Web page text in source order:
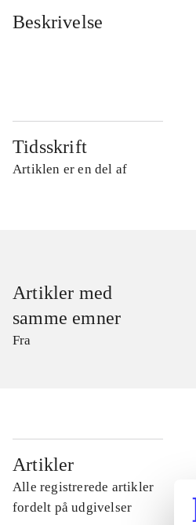
Beskrivelse
Tidsskrift
Artiklen er en del af
Artikler med
samme emner
Fra
Artikler
Alle registrerede artikler
fordelt på udgivelser